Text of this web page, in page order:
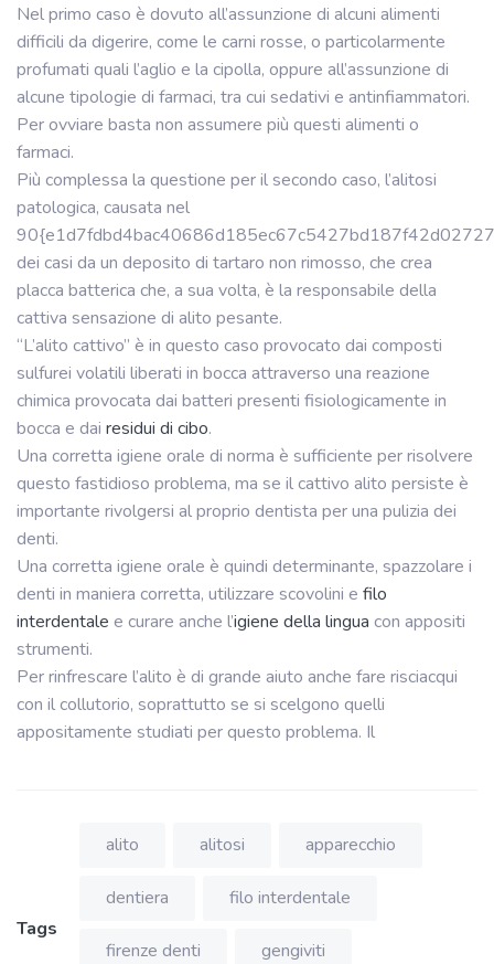
Nel primo caso è dovuto all’assunzione di alcuni alimenti
difficili da digerire, come le carni rosse, o particolarmente
profumati quali l’aglio e la cipolla, oppure all’assunzione di
alcune tipologie di farmaci, tra cui sedativi e antinfiammatori.
Per ovviare basta non assumere più questi alimenti o
farmaci.
Più complessa la questione per il secondo caso, l’alitosi
patologica, causata nel
dei casi da un deposito di tartaro non rimosso, che crea
placca batterica che, a sua volta, è la responsabile della
cattiva sensazione di alito pesante.
“L’alito cattivo” è in questo caso provocato dai composti
sulfurei volatili liberati in bocca attraverso una reazione
chimica provocata dai batteri presenti fisiologicamente in
bocca e dai residui di cibo.
Una corretta igiene orale di norma è sufficiente per risolvere
questo fastidioso problema, ma se il cattivo alito persiste è
importante rivolgersi al proprio dentista per una pulizia dei
denti.
Una corretta igiene orale è quindi determinante, spazzolare i
denti in maniera corretta, utilizzare scovolini e filo
interdentale e curare anche l’igiene della lingua con appositi
strumenti.
Per rinfrescare l’alito è di grande aiuto anche fare risciacqui
con il collutorio, soprattutto se si scelgono quelli
appositamente studiati per questo problema. Il
Tags
alito alitosi apparecchio
dentiera filo interdentale
firenze denti gengiviti